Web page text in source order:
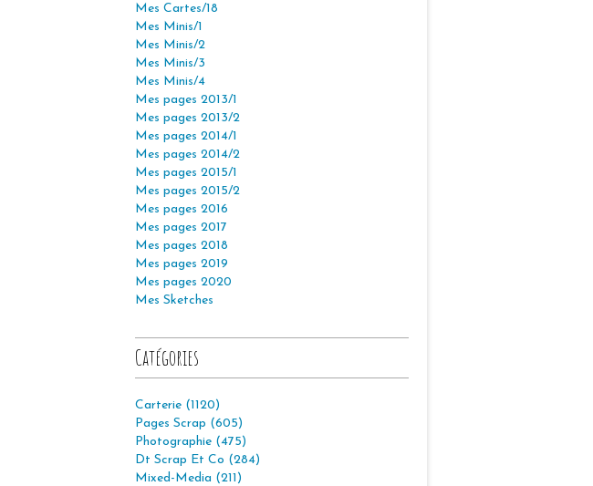
Mes Cartes/18
Mes Minis/1
Mes Minis/2
Mes Minis/3
Mes Minis/4
Mes pages 2013/1
Mes pages 2013/2
Mes pages 2014/1
Mes pages 2014/2
Mes pages 2015/1
Mes pages 2015/2
Mes pages 2016
Mes pages 2017
Mes pages 2018
Mes pages 2019
Mes pages 2020
Mes Sketches
Catégories
Carterie (1120)
Pages Scrap (605)
Photographie (475)
Dt Scrap Et Co (284)
Mixed-Media (211)